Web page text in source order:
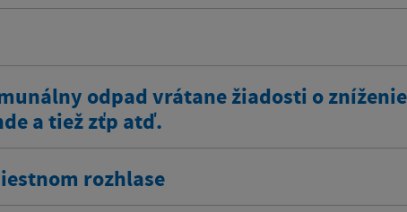
odpad vrátane žiadosti o
a tiež zťp atď.
rozhlase